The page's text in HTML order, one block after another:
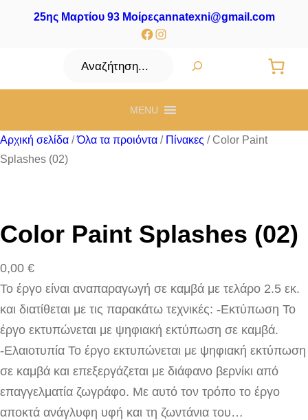
25ης Μαρτίου 93 Μοίρεςannatexni@gmail.com
Facebook
Instagram
Αναζήτηση
MENU
Αρχική σελίδα /Όλα τα προιόντα / Πίνακες / Color Paint
Splashes (02)
Color Paint Splashes (02)
0,00 €
Το έργο είναι αναπαραγωγή σε καμβά με τελάρο 2.5 εκ.
και διατίθεται με τις παρακάτω τεχνικές: -Εκτύπωση Το
έργο εκτυπώνεται με ψηφιακή εκτύπωση σε καμβά.
-Ελαιοτυπία Το έργο εκτυπώνεται με ψηφιακή εκτύπωση
σε καμβά και επεξεργάζεται με διάφανο βερνίκι από
επαγγελματία ζωγράφο. Με αυτό τον τρόπο το έργο
αποκτά ανάγλυφη υφή και τη ζωντάνια του…